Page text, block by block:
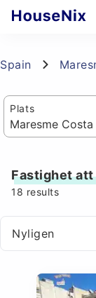
Spain
Plats
Fastighet att
18 results
Nyligen